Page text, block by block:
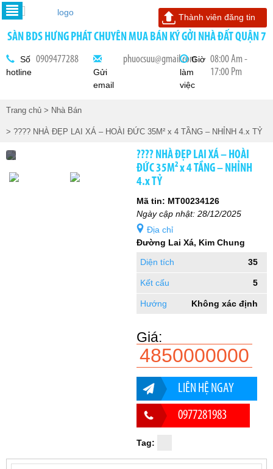
SÀN BDS HƯNG PHÁT CHUYÊN MUA BÁN KÝ GỞI NHÀ ĐẤT QUẬN 7
Số
hotline
0909477288
Gửi
email
phuocsuu@gmail.comGiờ
làm
việc
08:00 Am -
17:00 Pm
Thành viên đăng tin
Trang chủ > Nhà Bán
> ???? NHÀ ĐẸP LAI XÁ – HOÀI ĐỨC 35M² x 4 TẦNG – NHỈNH 4.x TỶ
???? NHÀ ĐẸP LAI XÁ – HOÀI
ĐỨC 35M² x 4 TẦNG – NHỈNH
4.x TỶ
Mã tin: MT00234126
Ngày cập nhật: 28/12/2025
Địa chỉ
Đường Lai Xá, Kim Chung
Diện tích
35
Kết cấu 5
Hướng Không xác định
Giá:
4850000000
LIÊN HỆ NGAY
0977281983
Tag: